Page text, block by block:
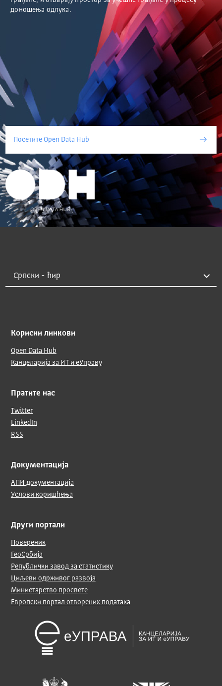
доношења одлука.
Посетите Open Data Hub
Корисни линкови
Open Data Hub
Канцеларија за ИТ и еУправу
Пратите нас
Twitter
LinkedIn
RSS
Документација
АПИ документација
Услови коришћења
Други портали
Повереник
ГеоСрбија
Републички завод за статистику
Циљеви одрживог развоја
Министарство просвете
Европски портал отворених података